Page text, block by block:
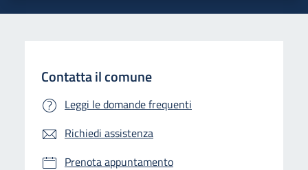
Contatta il comune
Leggi le domande frequenti
Richiedi assistenza
Prenota appuntamento